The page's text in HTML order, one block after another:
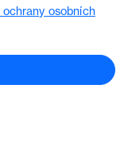
osobních